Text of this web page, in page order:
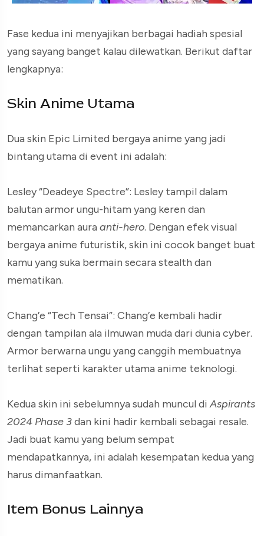
Fase kedua ini menyajikan berbagai hadiah spesial
yang sayang banget kalau dilewatkan. Berikut daftar
lengkapnya:
Skin Anime Utama
Dua skin Epic Limited bergaya anime yang jadi
bintang utama di event ini adalah:
Lesley “Deadeye Spectre”: Lesley tampil dalam
balutan armor ungu-hitam yang keren dan
memancarkan aura anti-hero. Dengan efek visual
bergaya anime futuristik, skin ini cocok banget buat
kamu yang suka bermain secara stealth dan
mematikan.
Chang’e “Tech Tensai”: Chang’e kembali hadir
dengan tampilan ala ilmuwan muda dari dunia cyber.
Armor berwarna ungu yang canggih membuatnya
terlihat seperti karakter utama anime teknologi.
Kedua skin ini sebelumnya sudah muncul diAspirants
2024 Phase 3dan kini hadir kembali sebagai resale.
Jadi buat kamu yang belum sempat
mendapatkannya, ini adalah kesempatan kedua yang
harus dimanfaatkan.
Item Bonus Lainnya